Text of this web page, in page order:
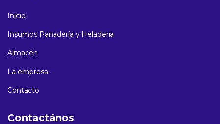
Inicio
Insumos Panadería y Heladería
Almacén
La empresa
Contacto
Contactános